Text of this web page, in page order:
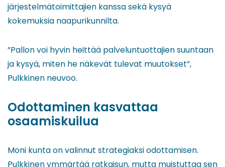
järjestelmätoimittajien kanssa sekä kysyä
kokemuksia naapurikunnilta.
”Pallon voi hyvin heittää palveluntuottajien suuntaan
ja kysyä, miten he näkevät tulevat muutokset”,
Pulkkinen neuvoo.
Odottaminen kasvattaa
osaamiskuilua
Moni kunta on valinnut strategiaksi odottamisen.
Pulkkinen ymmärtää ratkaisun, mutta muistuttaa sen